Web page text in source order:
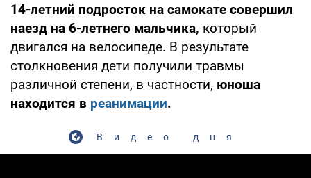
14-летний подросток на самокате совершил
наезд на 6-летнего мальчика, который
двигался на велосипеде. В результате
столкновения дети получили травмы
различной степени, в частности, юноша
находится в реанимации.
Видео дня